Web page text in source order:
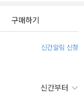
구매하기
신간알림 신청
신간부터